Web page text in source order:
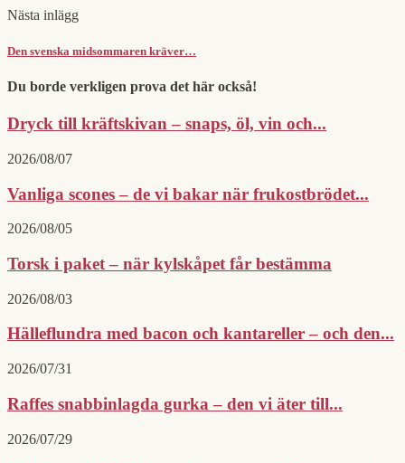
Nästa inlägg
Den svenska midsommaren kräver…
Du borde verkligen prova det här också!
Dryck till kräftskivan – snaps, öl, vin och...
2026/08/07
Vanliga scones – de vi bakar när frukostbrödet...
2026/08/05
Torsk i paket – när kylskåpet får bestämma
2026/08/03
Hälleflundra med bacon och kantareller – och den...
2026/07/31
Raffes snabbinlagda gurka – den vi äter till...
2026/07/29